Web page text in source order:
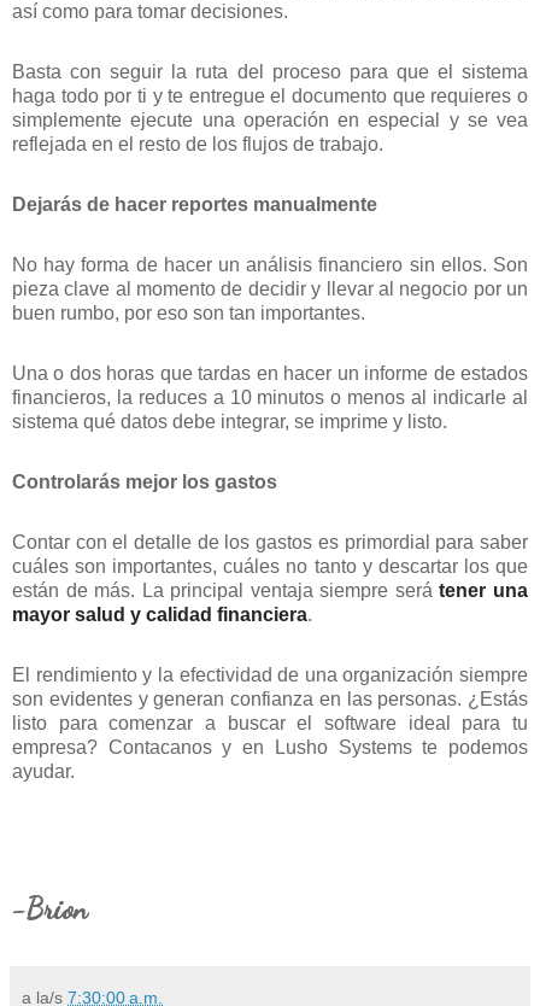
así como para tomar decisiones.
Basta con seguir la ruta del proceso para que el sistema
haga todo por ti y te entregue el documento que requieres o
simplemente ejecute una operación en especial y se vea
reflejada en el resto de los flujos de trabajo.
Dejarás de hacer reportes manualmente
No hay forma de hacer un análisis financiero sin ellos. Son
pieza clave al momento de decidir y llevar al negocio por un
buen rumbo, por eso son tan importantes.
Una o dos horas que tardas en hacer un informe de estados
financieros, la reduces a 10 minutos o menos al indicarle al
sistema qué datos debe integrar, se imprime y listo.
Controlarás mejor los gastos
Contar con el detalle de los gastos es primordial para saber
cuáles son importantes, cuáles no tanto y descartar los que
están de más. La principal ventaja siempre serátener una
mayor salud y calidad financiera.
El rendimiento y la efectividad de una organización siempre
son evidentes y generan confianza en las personas. ¿Estás
listo para comenzar a buscar el software ideal para tu
empresa? Contacanos y en Lusho Systems te podemos
ayudar.
-Brion
a la/s 7:30:00 a.m.